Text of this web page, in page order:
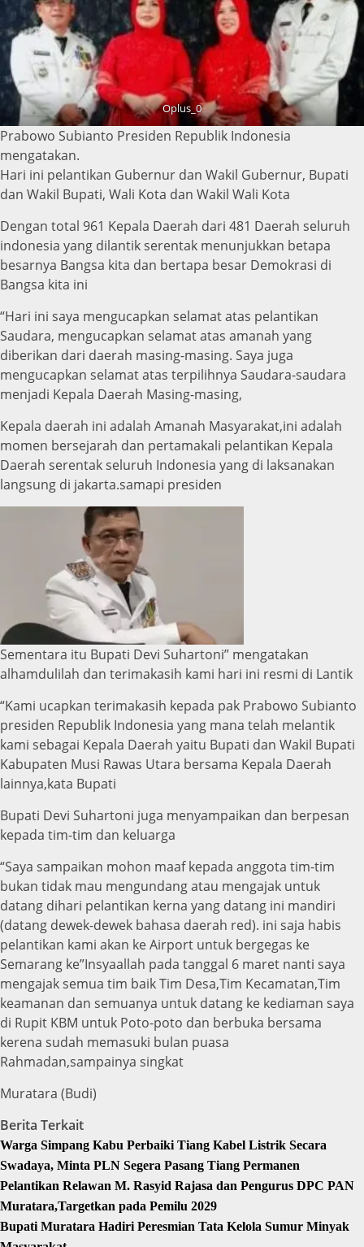
Oplus_0
Prabowo Subianto Presiden Republik Indonesia
mengatakan.
Hari ini pelantikan Gubernur dan Wakil Gubernur, Bupati
dan Wakil Bupati, Wali Kota dan Wakil Wali Kota
Dengan total 961 Kepala Daerah dari 481 Daerah seluruh
indonesia yang dilantik serentak menunjukkan betapa
besarnya Bangsa kita dan bertapa besar Demokrasi di
Bangsa kita ini
“Hari ini saya mengucapkan selamat atas pelantikan
Saudara, mengucapkan selamat atas amanah yang
diberikan dari daerah masing-masing. Saya juga
mengucapkan selamat atas terpilihnya Saudara-saudara
menjadi Kepala Daerah Masing-masing,
Kepala daerah ini adalah Amanah Masyarakat,ini adalah
momen bersejarah dan pertamakali pelantikan Kepala
Daerah serentak seluruh Indonesia yang di laksanakan
langsung di jakarta.samapi presiden
Sementara itu Bupati Devi Suhartoni” mengatakan
alhamdulilah dan terimakasih kami hari ini resmi di Lantik
“Kami ucapkan terimakasih kepada pak Prabowo Subianto
presiden Republik Indonesia yang mana telah melantik
kami sebagai Kepala Daerah yaitu Bupati dan Wakil Bupati
Kabupaten Musi Rawas Utara bersama Kepala Daerah
lainnya,kata Bupati
Bupati Devi Suhartoni juga menyampaikan dan berpesan
kepada tim-tim dan keluarga
“Saya sampaikan mohon maaf kepada anggota tim-tim
bukan tidak mau mengundang atau mengajak untuk
datang dihari pelantikan kerna yang datang ini mandiri
(datang dewek-dewek bahasa daerah red). ini saja habis
pelantikan kami akan ke Airport untuk bergegas ke
Semarang ke”Insyaallah pada tanggal 6 maret nanti saya
mengajak semua tim baik Tim Desa,Tim Kecamatan,Tim
keamanan dan semuanya untuk datang ke kediaman saya
di Rupit KBM untuk Poto-poto dan berbuka bersama
kerena sudah memasuki bulan puasa
Rahmadan,sampainya singkat
Muratara (Budi)
Berita Terkait
Warga Simpang Kabu Perbaiki Tiang Kabel Listrik Secara
Swadaya, Minta PLN Segera Pasang Tiang Permanen
Pelantikan Relawan M. Rasyid Rajasa dan Pengurus DPC PAN
Muratara,Targetkan pada Pemilu 2029
Bupati Muratara Hadiri Peresmian Tata Kelola Sumur Minyak